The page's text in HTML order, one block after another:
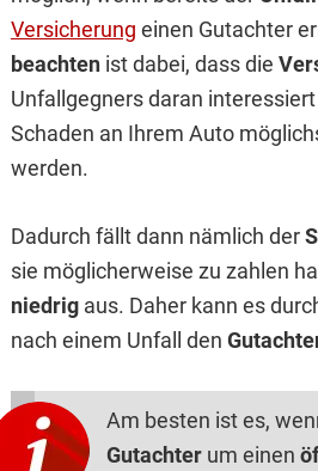
Versicherung einen Gutachter
beachtenist dabei, dass die
Unfallgegners daran
Schaden an Ihrem Auto
werden.
Dadurch fällt dann nämlich der
sie möglicherweise zu zahlen
niedrigaus. Daher kann es
nach einem Unfall den
Am besten ist es,
Gutachterum einen